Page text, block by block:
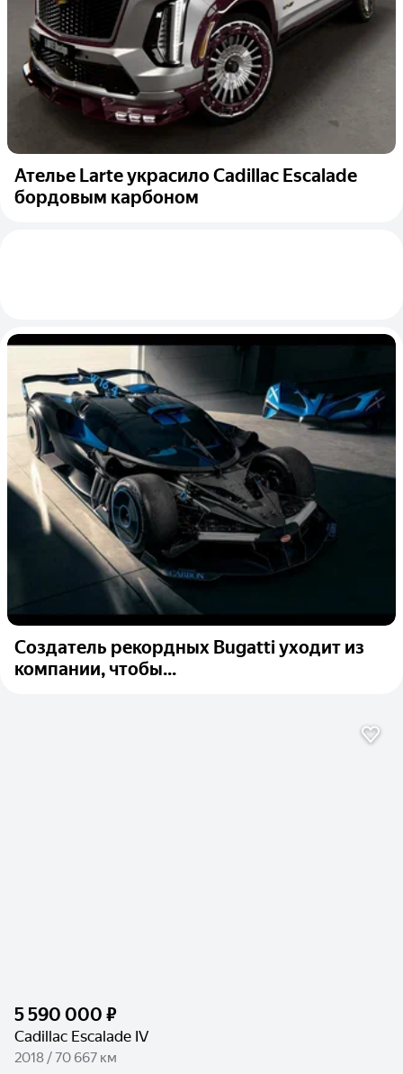
Ателье Larte украсило Cadillac Escalade
бордовым карбоном
Создатель рекордных Bugatti уходит из
компании, чтобы...
5 590 000 ₽
Cadillac Escalade IV
2018 / 70 667 км